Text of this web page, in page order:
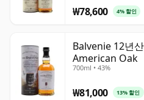
₩78,600 4% 할인
Balvenie 12년
American Oak
700ml • 43%
₩81,000 13% 할인